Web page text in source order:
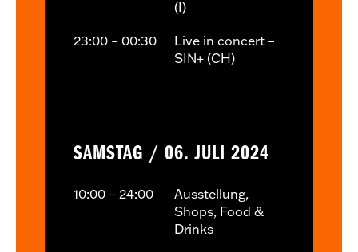
(I)
23:00 – 00:30
Live in concert –
SIN+ (CH)
SAMSTAG / 06. JULI 2024
10:00 – 24:00
Ausstellung,
Shops, Food &
Drinks